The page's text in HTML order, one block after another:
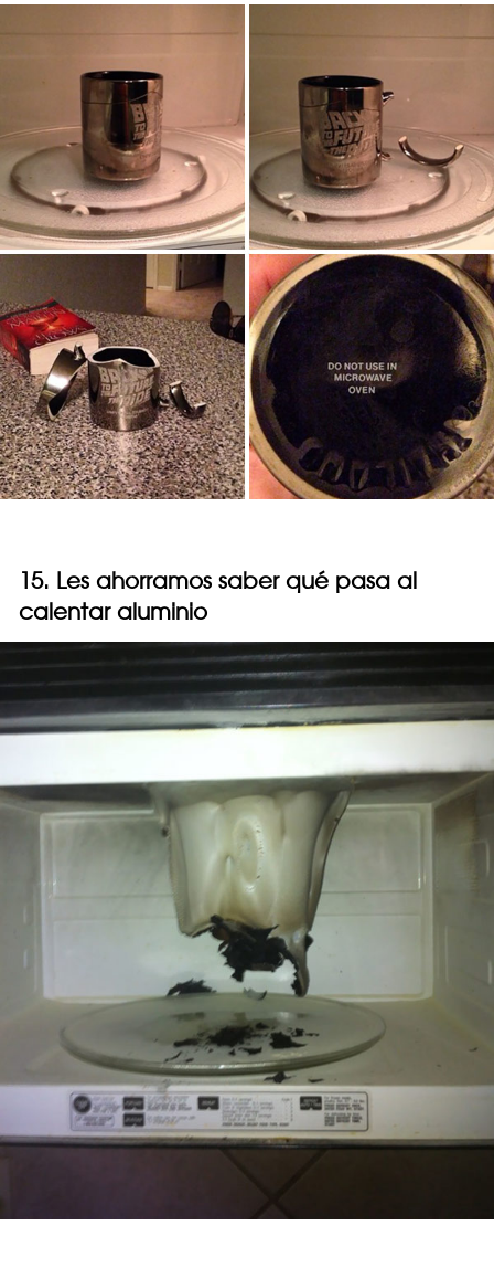
15. Les ahorramos saber qué pasa al
calentar aluminio